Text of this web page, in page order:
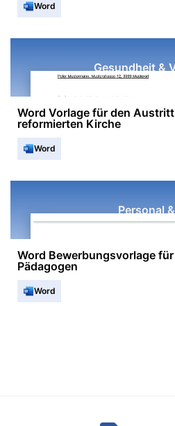
Word
Gesundheit &
Word Vorlage für den
reformierten Kirche
Word
Personal
Word Bewerbungsvorlage
Pädagogen
Word